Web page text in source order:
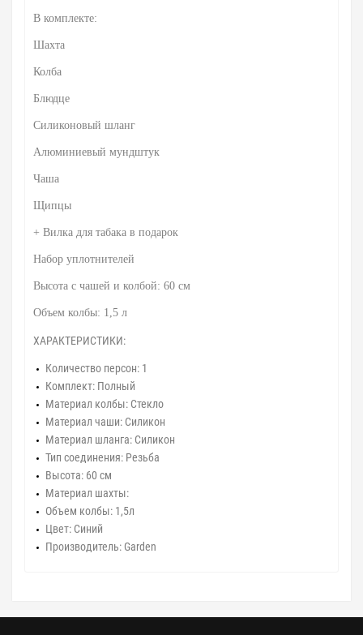
В комплекте:
Шахта
Колба
Блюдце
Силиконовый шланг
Алюминиевый мундштук
Чаша
Щипцы
+ Вилка для табака в подарок
Набор уплотнителей
Высота с чашей и колбой: 60 см
Объем колбы: 1,5 л
ХАРАКТЕРИСТИКИ:
Количество персон: 1
Комплект: Полный
Материал колбы: Стекло
Материал чаши: Силикон
Материал шланга: Силикон
Тип соединения: Резьба
Высота: 60 см
Материал шахты:
Объем колбы: 1,5л
Цвет: Синий
Производитель: Garden